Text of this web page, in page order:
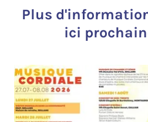
Plus
ici